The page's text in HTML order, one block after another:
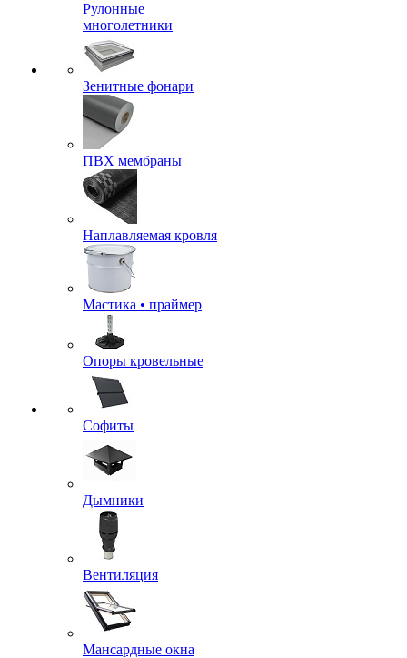
Рулонные
многолетники
Зенитные фонари
ПВХ мембраны
Наплавляемая кровля
Мастика • праймер
Опоры кровельные
Софиты
Дымники
Вентиляция
Мансардные окна